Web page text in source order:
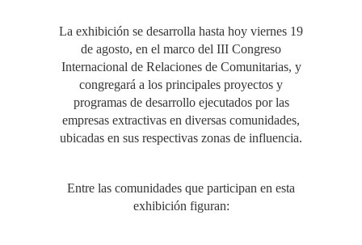
La exhibición se desarrolla hasta hoy viernes 19
de agosto, en el marco del III Congreso
Internacional de Relaciones de Comunitarias, y
congregará a los principales proyectos y
programas de desarrollo ejecutados por las
empresas extractivas en diversas comunidades,
ubicadas en sus respectivas zonas de influencia.
Entre las comunidades que participan en esta
exhibición figuran: